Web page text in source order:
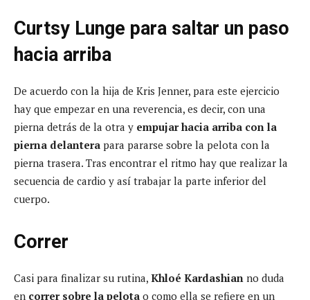
Curtsy Lunge para saltar un paso
hacia arriba
De acuerdo con la hija de Kris Jenner, para este ejercicio
hay que empezar en una reverencia, es decir, con una
pierna detrás de la otra y empujar hacia arriba con la
pierna delantera para pararse sobre la pelota con la
pierna trasera. Tras encontrar el ritmo hay que realizar la
secuencia de cardio y así trabajar la parte inferior del
cuerpo.
Correr
Casi para finalizar su rutina, Khloé Kardashian no duda
en correr sobre la pelota o como ella se refiere en un